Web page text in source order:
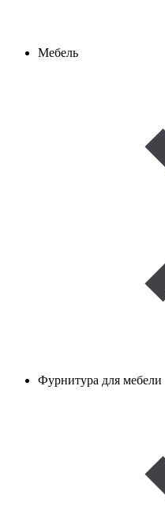
Мебель
Фурнитура для мебели